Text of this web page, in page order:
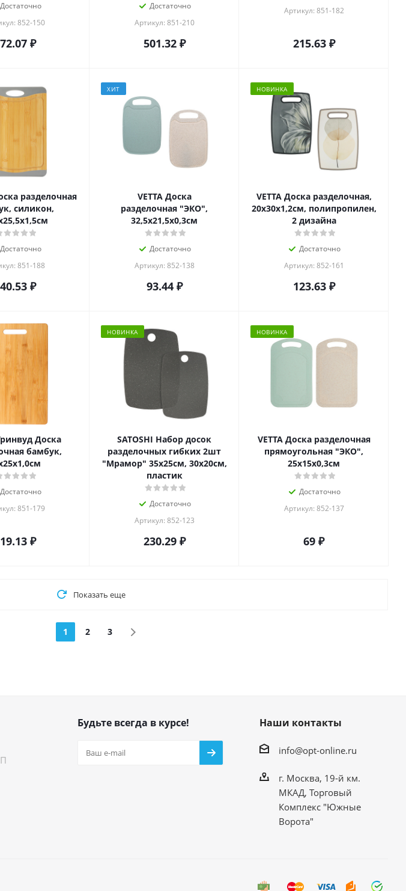
Достаточно
852-150
₽
Достаточно
Артикул: 851-210
501.32₽
Артикул: 851-182
215.63₽
разделочная
силикон,
Достаточно
851-188
₽
ХИТ
VETTA Доска
разделочная "ЭКО",
32,5х21,5х0,3см
Достаточно
Артикул: 852-138
93.44₽
НОВИНКА
VETTA Доска разделочная,
20x30x1,2см, полипропилен,
2 дизайна
Достаточно
Артикул: 852-161
123.63₽
Доска
бамбук,
Достаточно
851-179
₽
НОВИНКА
SATOSHI Набор досок
разделочных гибких 2шт
"Мрамор" 35х25см, 30х20см,
пластик
Достаточно
Артикул: 852-123
230.29₽
НОВИНКА
VETTA Доска разделочная
прямоугольная "ЭКО",
25x15х0,3см
Достаточно
Артикул: 852-137
69 ₽
Показать еще
1 2 3
Будьте всегда в курсе! Наши контакты
info@opt-online.ru
г. Москва, 19-й км.
МКАД, Торговый
Комплекс "Южные
Ворота"